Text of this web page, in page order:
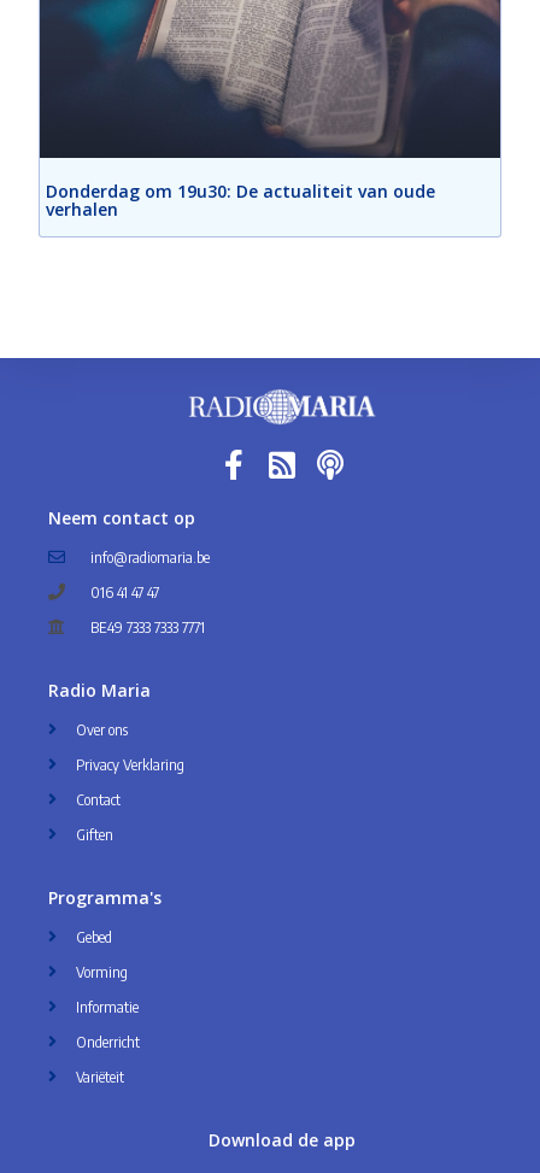
Donderdag om 19u30: De actualiteit van oude
verhalen
Neem contact op
info@radiomaria.be
016 41 47 47
BE49 7333 7333 7771
Radio Maria
Over ons
Privacy Verklaring
Contact
Giften
Programma's
Gebed
Vorming
Informatie
Onderricht
Variëteit
Download de app